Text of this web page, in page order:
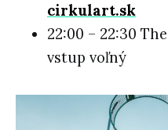
cirkulart.sk
22:00 – 22:30
vstup voľný